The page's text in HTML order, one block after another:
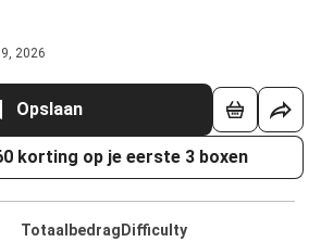
2026
Opslaan
korting op je eerste 3 boxen
Totaalbedrag Difficulty